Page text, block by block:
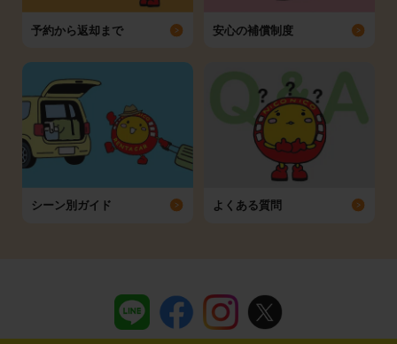
予約から返却まで 安心の補償制度
シーン別ガイド よくある質問